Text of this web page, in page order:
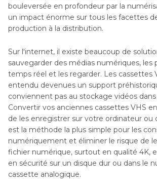
bouleversée en profondeur par la
un impact énorme sur tous les facettes
production à la distribution.
Sur l'internet, il existe beaucoup de
sauvegarder des médias numériques, les
temps réel et les regarder. Les cassettes
entendu devenues un support
conviennent pas au stockage vidéos dans
Convertir vos anciennes cassettes VHS
de les enregistrer sur votre ordinateur ou
est la méthode la plus simple pour les
numériquement et éliminer le risque de
fichier numérique, surtout en qualité 4K,
en sécurité sur un disque dur ou dans le
cassette analogique.